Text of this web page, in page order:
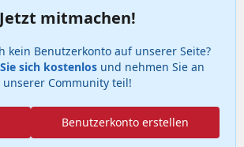
Jetzt mitmachen!
kein Benutzerkonto auf unserer Seite?
sich kostenlosund nehmen Sie an
unserer Community teil!
Benutzerkonto erstellen